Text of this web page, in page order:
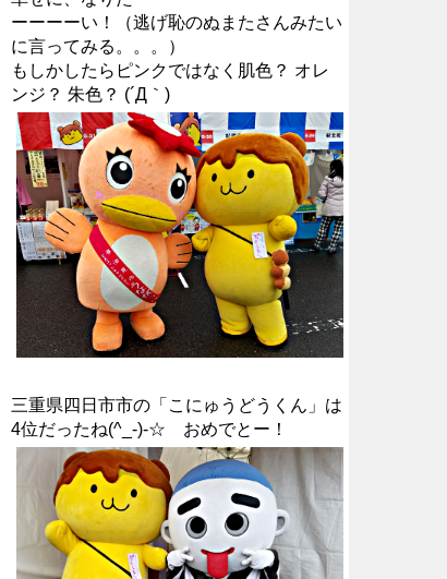
ーーーーい！（逃げ恥のぬまたさんみたい
に言ってみる。。。）
もしかしたらピンクではなく肌色？ オレ
ンジ？ 朱色？ (´Д｀)
三重県四日市市の「こにゅうどうくん」は
4位だったね(^_-)-☆ おめでとー！